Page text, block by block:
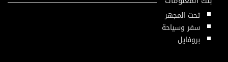
تحت المجهر
سفر وسياحة
بروفايل